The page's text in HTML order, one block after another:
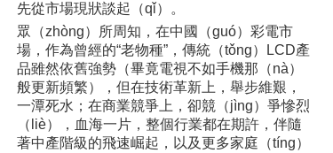
先從市場現狀談起（qǐ）。
眾（zhòng）所周知，在中國（guó）彩電市
場，作為曾經的“老物種”，傳統（tǒng）LCD產
品雖然依舊強勢（畢竟電視不如手機那（nà）
般更新頻繁），但在技術革新上，舉步維艱，
一潭死水；在商業競爭上，卻競（jìng）爭慘烈
（liè），血海一片，整個行業都在期許，伴隨
著中產階級的飛速崛起，以及更多家庭（tíng）